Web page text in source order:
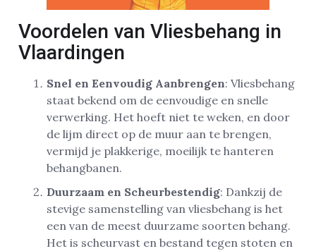
Voordelen van Vliesbehang in
Vlaardingen
Snel en Eenvoudig Aanbrengen: Vliesbehang
staat bekend om de eenvoudige en snelle
verwerking. Het hoeft niet te weken, en door
de lijm direct op de muur aan te brengen,
vermijd je plakkerige, moeilijk te hanteren
behangbanen.
Duurzaam en Scheurbestendig: Dankzij de
stevige samenstelling van vliesbehang is het
een van de meest duurzame soorten behang.
Het is scheurvast en bestand tegen stoten en